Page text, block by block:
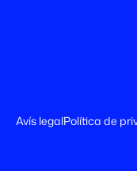
Avís legalPolítica de